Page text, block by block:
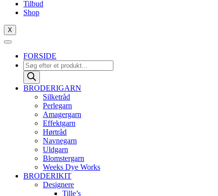
Tilbud
Shop
X
FORSIDE
Products
search
BRODERIGARN
Silketråd
Perlegarn
Amagergarn
Effektgarn
Hørtråd
Navnegarn
Uldgarn
Blomstergarn
Weeks Dye Works
BRODERIKIT
Designere
Tille’s